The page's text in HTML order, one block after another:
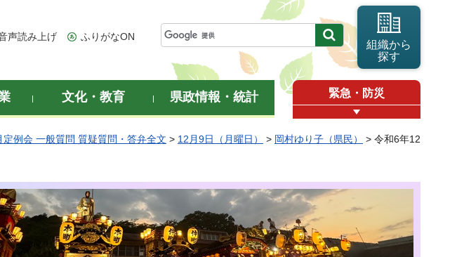
声読み上げ ふりがなON
組織から
探す
文化・教育 県政情報・統計 緊急・防災
定例会 一般質問 質疑質問・答弁全文 > 12月9日（月曜日） > 岡村ゆり子（県民）
> 令和6年12